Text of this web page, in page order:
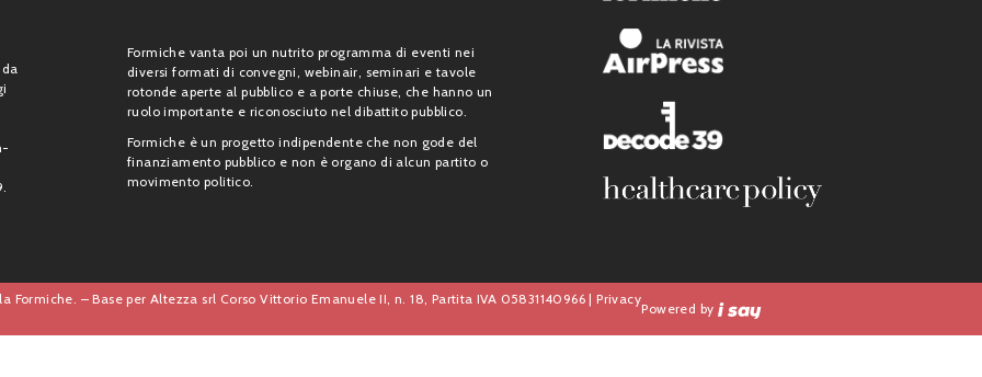
Formiche vanta poi un nutrito programma di eventi nei
diversi formati di convegni, webinair, seminari e tavole
rotonde aperte al pubblico e a porte chiuse, che hanno un
ruolo importante e riconosciuto nel dibattito pubblico.
Formiche è un progetto indipendente che non gode del
finanziamento pubblico e non è organo di alcun partito o
movimento politico.
Formiche. – Base per Altezza srl Corso Vittorio Emanuele II, n. 18, Partita IVA 05831140966 |Privacy
Powered by